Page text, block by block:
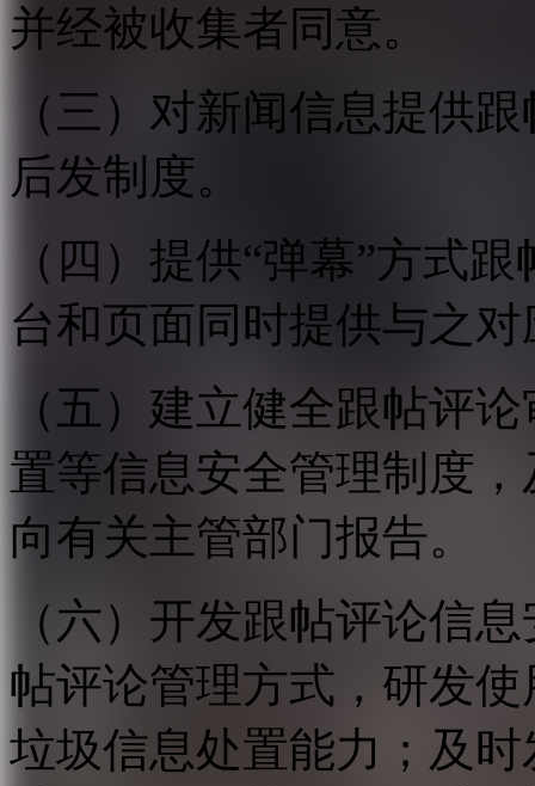
并经被收集者同意。
（三）对新闻信息提供
后发制度。
（四）提供“弹幕”方式
台和页面同时提供与之
（五）建立健全跟帖评
置等信息安全管理制度
向有关主管部门报告。
（六）开发跟帖评论信
帖评论管理方式，研发
垃圾信息处置能力；及